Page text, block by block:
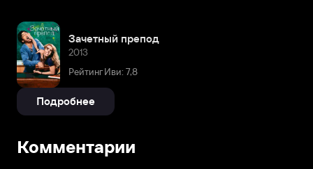
Зачетный препод
2013
Рейтинг Иви: 7,8
Подробнее
Комментарии